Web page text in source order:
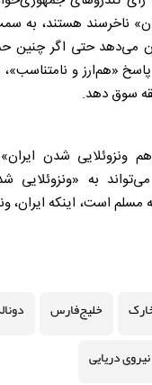
ناخرسند هستند،
می‌دهد حتی اگر چنین
پاسخ «هم‌ارز و
سوق دهد.
ونزوئلایی شدن
به
است، اینکه ایران،
خلیج‌فارس
نیروی دریایی